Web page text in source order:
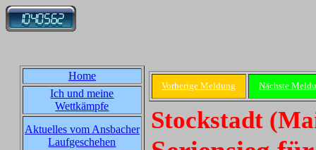
Home
Ich und meine
Wettkämpfe
Aktuelles vom Ansbacher
Laufgeschehen
Vorherige Meldung Nächste
Stockstadt